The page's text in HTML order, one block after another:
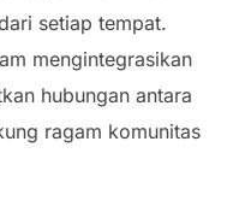
setiap tempat.
mengintegrasikan
hubungan antara
ragam komunitas